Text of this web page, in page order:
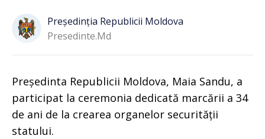
Președinția Republicii Moldova
Presedinte.md
Președinta Republicii Moldova, Maia Sandu, a
participat la ceremonia dedicată marcării a 34
de ani de la crearea organelor securității
statului.